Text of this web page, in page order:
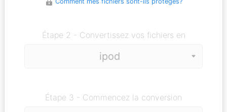
Étape 2 - Convertissez vos fichiers en
Étape 3 - Commencez la conversion